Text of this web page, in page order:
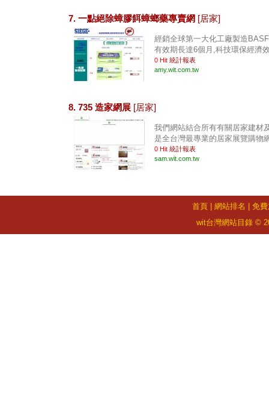
7. 一點絕除蟑膠餌蟑螂藥專賣網 [居家]
經銷全球第一大化工廠製造
有效期長達6個月,科技環保經濟
0 Hit 統計報表
amy.wit.com.tw
8. 735 造家網展 [居家]
我們網站結合所有有關居家建材
是全台灣最專業的居家展覽購物
0 Hit 統計報表
sam.wit.com.tw
首頁| 網站排名
免
wit台灣網站目錄 ©